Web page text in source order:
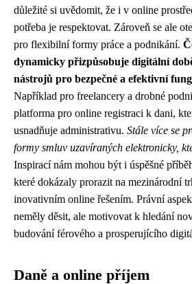
důležité si uvědomit, že i v online
potřeba je respektovat. Zároveň se ale
pro flexibilní formy práce a podnikání.
dynamicky přizpůsobuje digitální
nástrojů pro bezpečné a efektivní
Například pro freelancery a drobné
platforma pro online registraci k dani,
usnadňuje administrativu. Stále více se
formy smluv uzavíraných elektronicky,
Inspirací nám mohou být i úspěšné
které dokázaly prorazit na mezinárodní
inovativním online řešením. Právní
neměly děsit, ale motivovat k hledání
budování férového a prosperujícího
Daně a online příjem